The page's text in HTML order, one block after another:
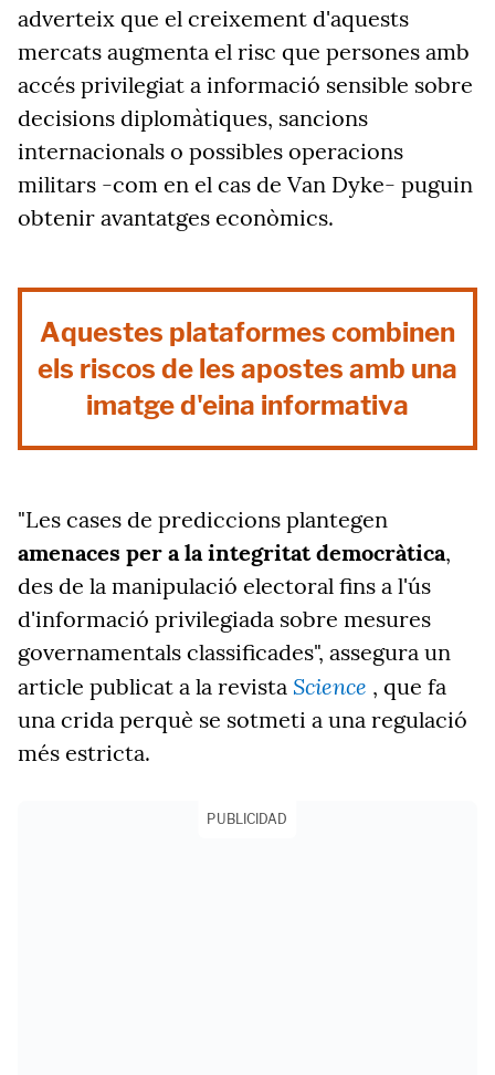
adverteix que el creixement d'aquests
mercats augmenta el risc que persones amb
accés privilegiat a informació sensible sobre
decisions diplomàtiques, sancions
internacionals o possibles operacions
militars -com en el cas de Van Dyke- puguin
obtenir avantatges econòmics.
Aquestes plataformes combinen
els riscos de les apostes amb una
imatge d'eina informativa
"Les cases de prediccions plantegen
amenaces per a la integritat democràtica,
des de la manipulació electoral fins a l'ús
d'informació privilegiada sobre mesures
governamentals classificades", assegura un
article publicat a la revista Science , que fa
una crida perquè se sotmeti a una regulació
més estricta.
PUBLICIDAD